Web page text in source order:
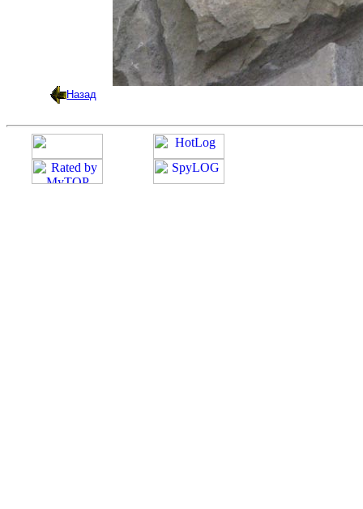
Назад